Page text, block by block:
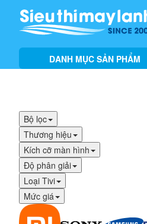
DANH MỤC SẢN PHẨM
Bộ lọc
Thương hiệu
Kích cỡ màn hình
Độ phân giải
Loại Tivi
Mức giá